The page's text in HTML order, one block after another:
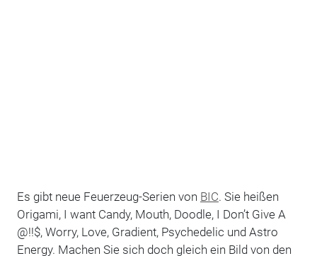
Es gibt neue Feuerzeug-Serien von BIC. Sie heißen
Origami, I want Candy, Mouth, Doodle, I Don’t Give A
@!!$, Worry, Love, Gradient, Psychedelic und Astro
Energy. Machen Sie sich doch gleich ein Bild von den